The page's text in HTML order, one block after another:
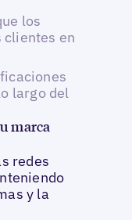
los
clientes en
largo del
marca
redes
y la